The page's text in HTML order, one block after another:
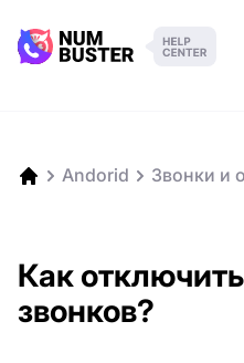
Andorid Звонки и
Как
звонков?